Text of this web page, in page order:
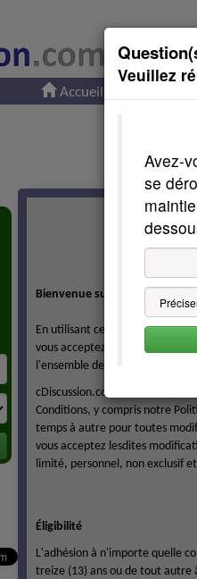
Veuillez
Avez-
se
Accueil
Bienvenue sur cDiscussion.com.
En utilisant ce site, en vous
vous acceptez les présentes
l'ensemble des services.
cDiscussion.com se réserve le
Conditions, y compris notre
temps à autre pour toutes
vous acceptez lesdites
limité, personnel, non exclusif
Éligibilité
L'adhésion à n'importe quelle
treize (13) ans ou de tout autre